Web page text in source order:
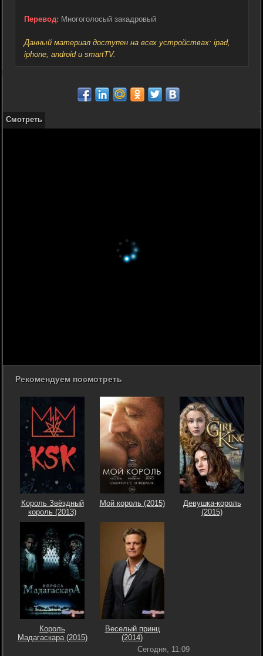
Перевод: Многоголосый закадровый
Данный материал доступен на всех устройствах: ipad,
iphone, android и smartTV.
Смотреть
Рекомендуем посмотреть
Король Звёздный
король (2013)
Мой король (2015)
Девушка-король
(2015)
Король
Мадагаскара (2015)
Веселый принц
(2014)
Сегодня, 11:09